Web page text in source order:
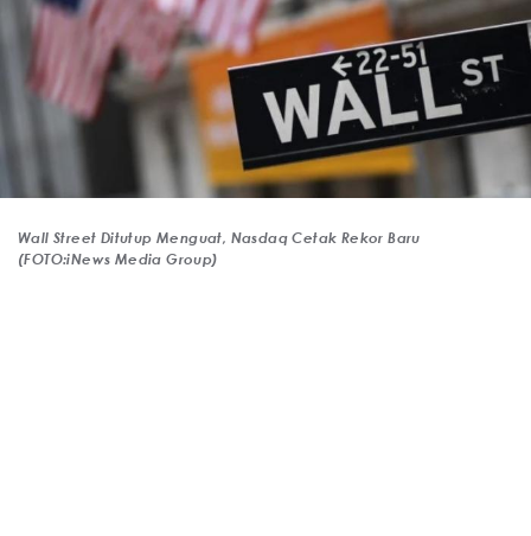
Wall Street Ditutup Menguat, Nasdaq Cetak Rekor Baru
(FOTO:iNews Media Group)